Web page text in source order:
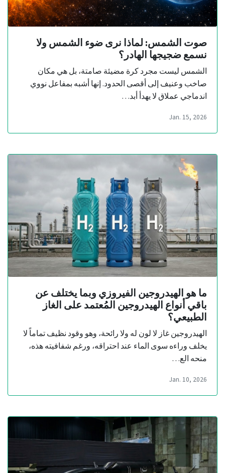
صوت الشمس: لماذا نرى ضوء الشمس ولا
نسمع ضجيجها الهادر؟
الشمس ليست مجرد كرة مضيئة صامتة، بل هي مكان
صاخب وعنيف إلى أقصى الحدود. إنها أشبه بمفاعل نووي
اندماجي عملاق لا يهدأ أبد…
Jan. 15, 2026
ما هو الهيدروجين الفيروزي وبما يختلف عن
باقي أنواع الهيدروجين المُعتمد على الغاز
الطبيعي؟
الهيدروجين غاز لا لون له ولا رائحة، وهو وقود نظيف تماماً لا
يخلف وراءه سوى الماء عند احتراقه، ورغم شفافيته هذه،
منحه الع…
Jan. 10, 2026